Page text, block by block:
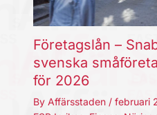
Företagslån –
svenska
för 2026
By Affärsstaden / februari